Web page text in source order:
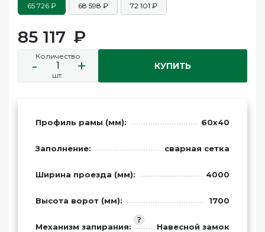
65 726 68 598 72 101
85 117
Количество
- +
шт.
КУПИТЬ
Профиль рамы (мм): 60х40
Заполнение: сварная сетка
Ширина проезда (мм): 4000
Высота ворот (мм): 1700
Механизм запирания: Навесной замок